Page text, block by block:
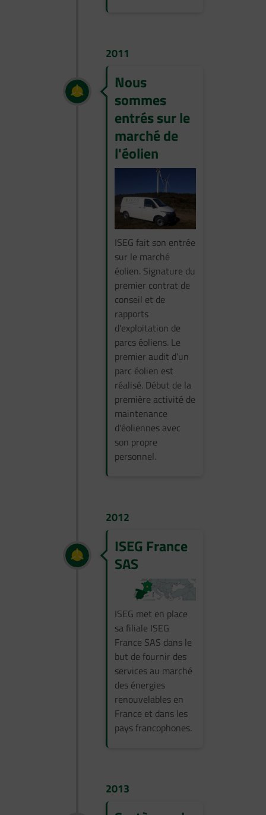
2011
Nous
sommes
entrés sur le
marché de
l'éolien
ISEG fait son entrée
sur le marché
éolien. Signature du
premier contrat de
conseil et de
rapports
d'exploitation de
parcs éoliens. Le
premier audit d’un
parc éolien est
réalisé. Début de la
première activité de
maintenance
d'éoliennes avec
son propre
personnel.
2012
ISEG France
SAS
ISEG met en place
sa filiale ISEG
France SAS dans le
but de fournir des
services au marché
des énergies
renouvelables en
France et dans les
pays francophones.
2013